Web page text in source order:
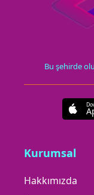
Bu şehirde
Kurumsal
Hakkımızda